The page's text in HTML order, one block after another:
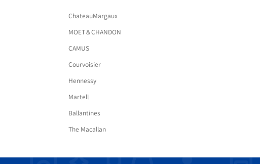
ChateauMargaux
MOET＆CHANDON
CAMUS
Courvoisier
Hennessy
Martell
Ballantines
The Macallan